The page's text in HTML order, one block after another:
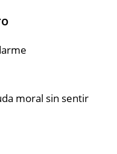
moral sin sentir